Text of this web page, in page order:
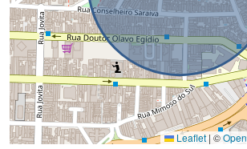
Leaflet | ©